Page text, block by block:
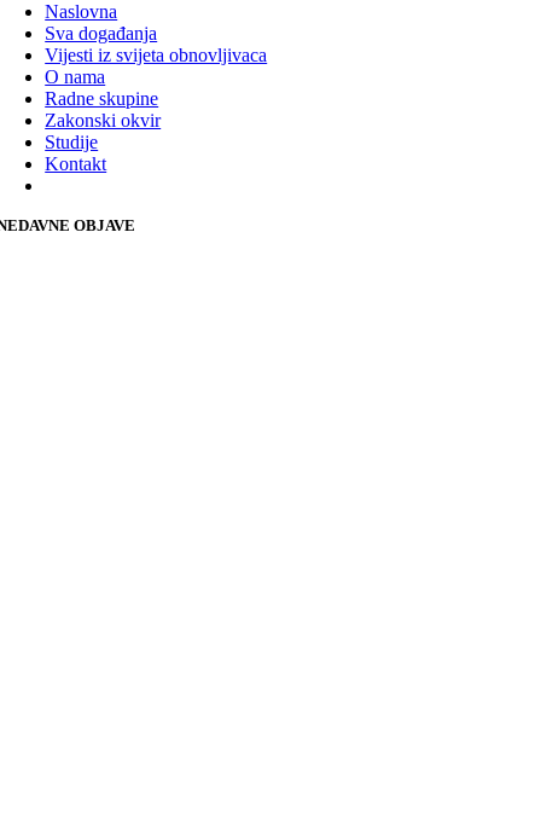
Naslovna
Sva događanja
Vijesti iz svijeta obnovljivaca
O nama
Radne skupine
Zakonski okvir
Studije
Kontakt
OBJAVE